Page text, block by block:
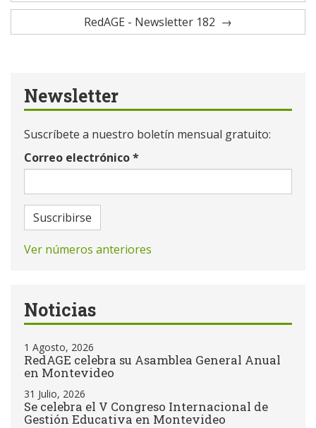
RedAGE - Newsletter 182
Newsletter
Suscríbete a nuestro boletín mensual gratuito:
Correo electrónico*
Suscribirse
Ver números anteriores
Noticias
1 Agosto, 2026
RedAGE celebra su Asamblea General Anual
en Montevideo
31 Julio, 2026
Se celebra el V Congreso Internacional de
Gestión Educativa en Montevideo